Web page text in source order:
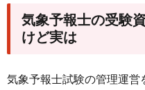
気象予報士の受験
けど実は
気象予報士試験の管理運営